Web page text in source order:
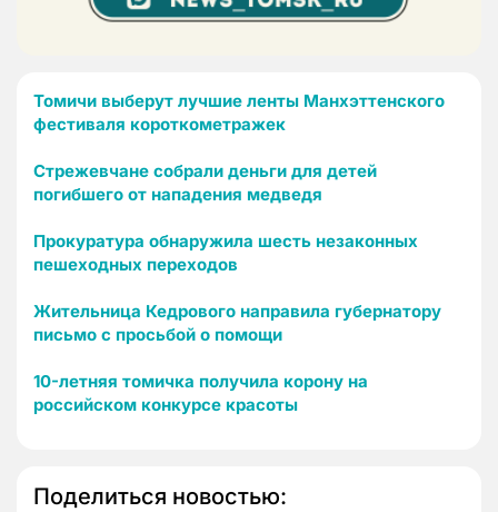
Томичи выберут лучшие ленты Манхэттенского
фестиваля короткометражек
Стрежевчане собрали деньги для детей
погибшего от нападения медведя
Прокуратура обнаружила шесть незаконных
пешеходных переходов
Жительница Кедрового направила губернатору
письмо с просьбой о помощи
10-летняя томичка получила корону на
российском конкурсе красоты
Поделиться новостью: